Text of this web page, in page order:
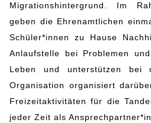
Migrationshintergrund. Im
geben die Ehrenamtlichen
Schüler*innen zu Hause
Anlaufstelle bei Problemen
Leben und unterstützen bei
Organisation organisiert
Freizeitaktivitäten für die
jeder Zeit als